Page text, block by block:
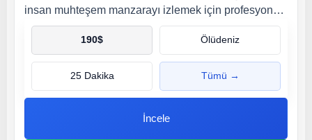
insan muhteşem manzarayı izlemek için profesyonel
pilot eşliğinde yamaç paraşütü deneyimi yaşamakta.
190$ Ölüdeniz
25 Dakika Tümü →
İncele